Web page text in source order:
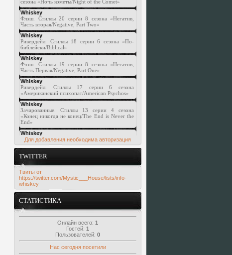
Для добавления необходима авторизация
TWITTER
Твиты от
https://twitter.com/Mystic___House/lists/info-
whiskey
СТАТИСТИКА
Онлайн всего: 1
Гостей: 1
Пользователей: 0
Нас сегодня посетили